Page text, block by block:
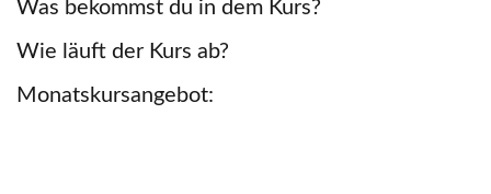
Was bekommst du in dem Kurs?
Wie läuft der Kurs ab?
Monatskursangebot: